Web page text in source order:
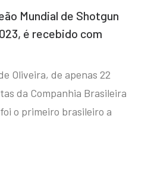
Mundial de Shotgun
é recebido com
Oliveira, de apenas 22
da Companhia Brasileira
o primeiro brasileiro a